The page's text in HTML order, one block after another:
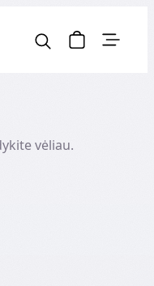
vėliau.